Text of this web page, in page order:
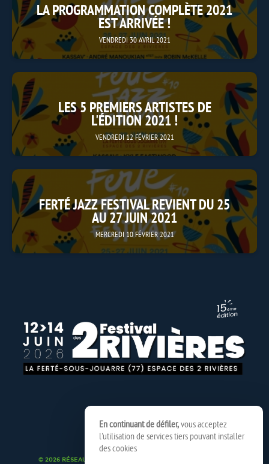
LA PROGRAMMATION COMPLÈTE 2021
EST ARRIVÉE !
VENDREDI 30 AVRIL 2021
LES 5 PREMIERS ARTISTES DE
L'ÉDITION 2021 !
VENDREDI 12 FÉVRIER 2021
FERTÉ JAZZ FESTIVAL REVIENT DU 25
AU 27 JUIN 2021
MERCREDI 10 FÉVRIER 2021
© 2026 RÉSEAU SPEDIDAM
En continuant de défiler,vous acceptez
l'utilisation de services tiers pouvant installer
des cookies